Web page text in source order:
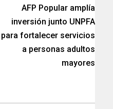
AFP Popular amplía
inversión junto UNPFA
para fortalecer servicios
a personas adultos
mayores